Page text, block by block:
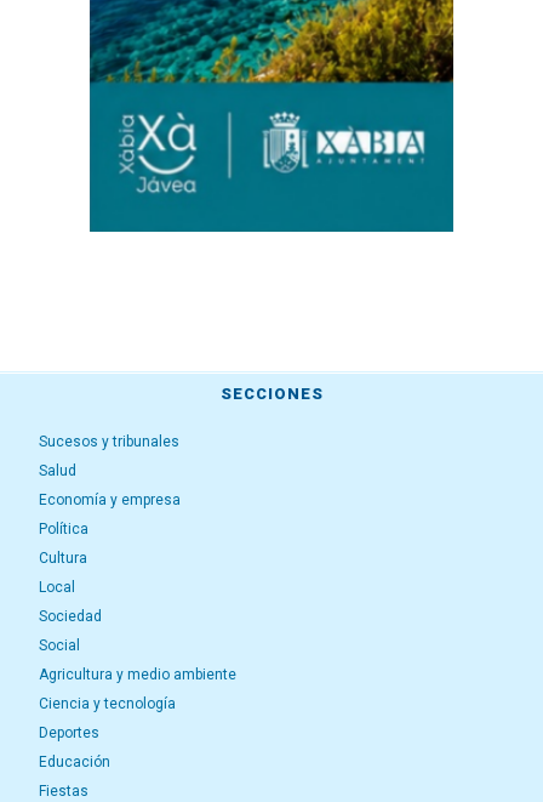
SECCIONES
Sucesos y tribunales
Salud
Economía y empresa
Política
Cultura
Local
Sociedad
Social
Agricultura y medio ambiente
Ciencia y tecnología
Deportes
Educación
Fiestas